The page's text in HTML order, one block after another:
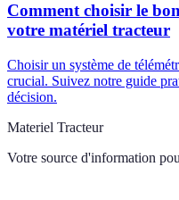
Comment choisir le
votre matériel tracteur
Choisir un système de
crucial. Suivez notre guide
décision.
Materiel Tracteur
Votre source d'information